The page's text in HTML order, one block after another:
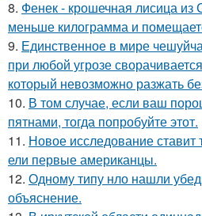
8. Фенек - крошечная лисица из
меньше килограмма и
9. Единственное в мире
при любой угрозе
который невозможно разжать
10. В том случае, если ваш
пятнами, тогда попробуйте этот.
11. Новое исследование ставит
ели первые американцы.
12. Одному типу нло нашли
объяснение.